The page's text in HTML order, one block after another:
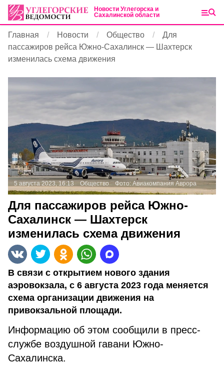
Новости Углегорска и
Сахалинской области
Главная Новости Общество
Для
пассажиров рейса Южно-Сахалинск — Шахтерск
изменилась схема движения
5 августа 2023, 16:13 Общество Фото: Авиакомпания Аврора
Для пассажиров рейса Южно-
Сахалинск — Шахтерск
изменилась схема движения
В связи с открытием нового здания
аэровокзала, c 6 августа 2023 года меняется
схема организации движения на
привокзальной площади.
Информацию об этом сообщили в пресс-
службе воздушной гавани Южно-
Сахалинска.